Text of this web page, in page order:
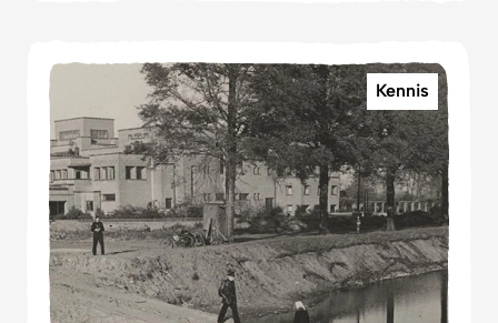
Kennis